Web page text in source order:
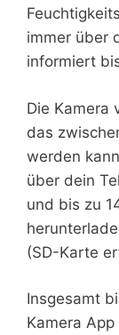
immer über
informiert
Die Kamera
das
werden
über dein
und bis zu
(SD-Karte
Insgesamt
Kamera